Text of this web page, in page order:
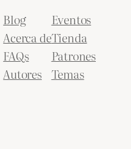
Blog
Acerca de
FAQs
Autores
Eventos
Tienda
Patrones
Temas